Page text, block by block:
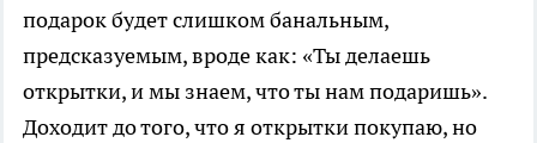
подарок будет слишком банальным,
предсказуемым, вроде как: «Ты делаешь
открытки, и мы знаем, что ты нам подаришь».
Доходит до того, что я открытки покупаю, но